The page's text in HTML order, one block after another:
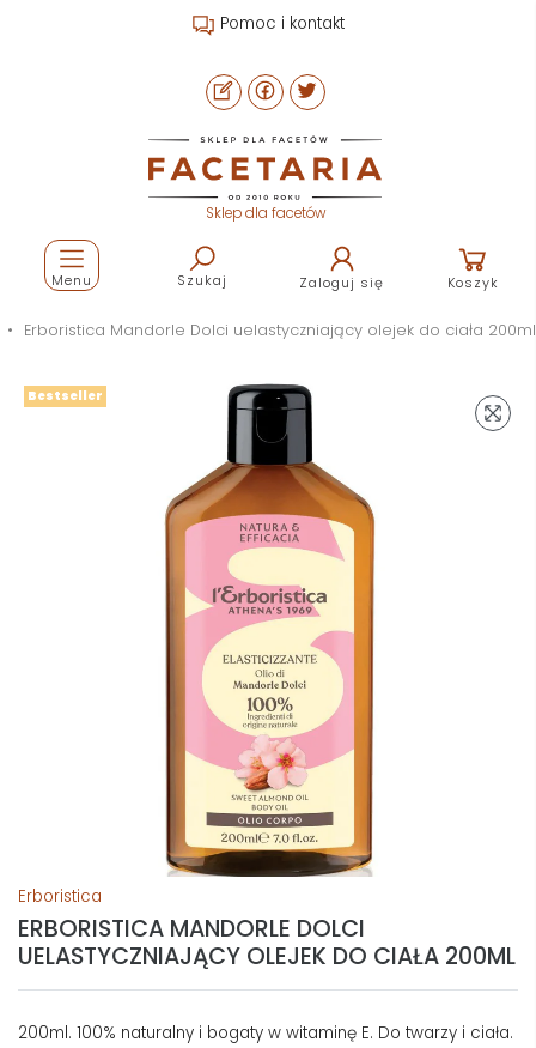
Pomoc i kontakt
Sklep dla facetów
Szukaj Zaloguj się Koszyk
Menu
Erboristica Mandorle Dolci uelastyczniający olejek do ciała 200ml
Bestseller
Erboristica
ERBORISTICA MANDORLE DOLCI
UELASTYCZNIAJĄCY OLEJEK DO CIAŁA 200ML
200ml. 100% naturalny i bogaty w witaminę E. Do twarzy i ciała.